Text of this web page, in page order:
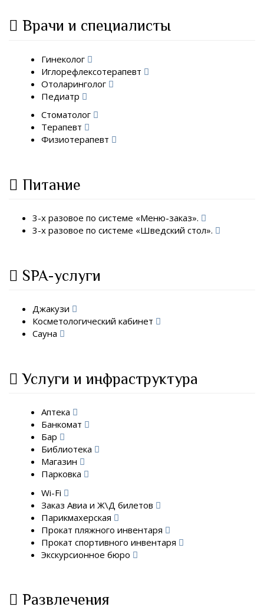
Врачи и специалисты
Гинеколог
Иглорефлексотерапевт
Отоларинголог
Педиатр
Стоматолог
Терапевт
Физиотерапевт
Питание
3-х разовое по системе «Меню-заказ».
3-х разовое по системе «Шведский стол».
SPA-услуги
Джакузи
Косметологический кабинет
Сауна
Услуги и инфраструктура
Аптека
Банкомат
Бар
Библиотека
Магазин
Парковка
Wi-Fi
Заказ Авиа и Ж\Д билетов
Парикмахерская
Прокат пляжного инвентаря
Прокат спортивного инвентаря
Экскурсионное бюро
Развлечения